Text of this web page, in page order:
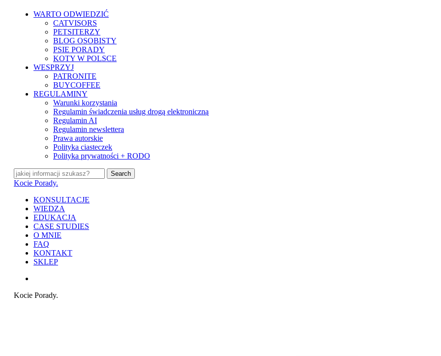
WARTO ODWIEDZIĆ
CATVISORS
PETSITERZY
BLOG OSOBISTY
PSIE PORADY
KOTY W POLSCE
WESPRZYJ
PATRONITE
BUYCOFFEE
REGULAMINY
Warunki korzystania
Regulamin świadczenia usług drogą elektroniczną
Regulamin AI
Regulamin newslettera
Prawa autorskie
Polityka ciasteczek
Polityka prywatności + RODO
Search
Close
Kocie Porady.
search
Menu
KONSULTACJE
WIEDZA
EDUKACJA
CASE STUDIES
O MNIE
FAQ
KONTAKT
SKLEP
Kocie Porady.